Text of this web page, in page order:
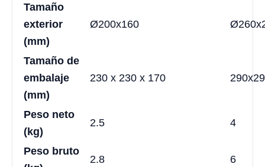
Tamaño
exterior
(mm)
Ø200x160
Tamaño de
embalaje
(mm)
230 x 230 x 170
Peso neto
(kg)
2.5 4
Peso bruto
2.8 6